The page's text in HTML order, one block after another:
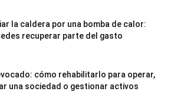
la caldera por una bomba de calor:
recuperar parte del gasto
cómo rehabilitarlo para operar,
una sociedad o gestionar activos